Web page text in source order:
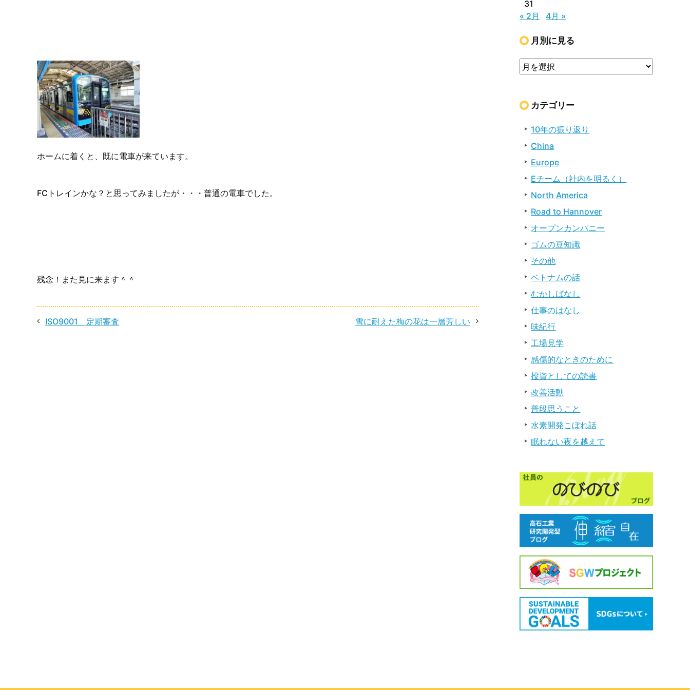
ホームに着くと、既に電車が来ています。
FCトレインかな？と思ってみましたが・・・普通の電車でした。
残念！また見に来ます＾＾
ISO9001 定期審査 雪に耐えた梅の花は一層芳しい
31
« 2月
4月 »
月別に見る
カテゴリー
10年の振り返り
China
Europe
Eチーム（社内を明るく）
North America
Road to Hannover
オープンカンパニー
ゴムの豆知識
その他
ベトナムの話
むかしばなし
仕事のはなし
味紀行
工場見学
感傷的なときのために
投資としての読書
改善活動
普段思うこと
水素開発こぼれ話
眠れない夜を越えて